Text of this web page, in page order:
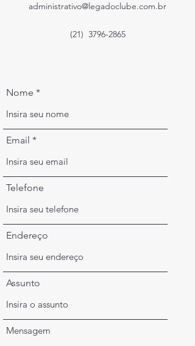
administrativo@legadoclube.com.br
(21) 3796-2865
Nome
Email
Telefone
Endereço
Assunto
Mensagem